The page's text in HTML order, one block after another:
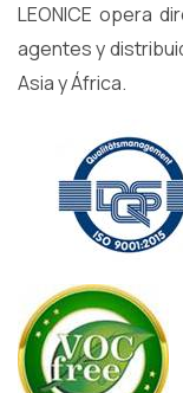
LEONICE opera
agentes y
Asia y África.